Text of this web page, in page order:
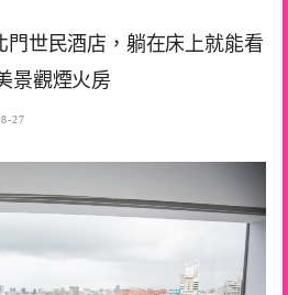
門世民酒店，躺在床上就能看
景觀煙火房
27